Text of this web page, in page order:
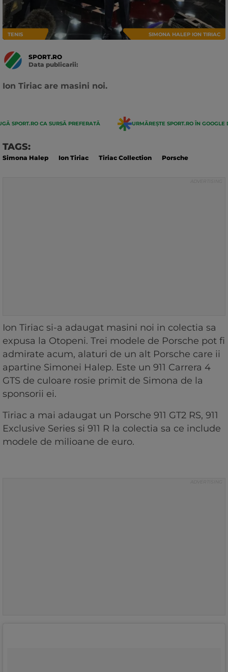
TENIS SIMONA HALEP ION TIRIAC
SPORT.RO
Data publicarii:
Ion Tiriac are masini noi.
SPORT.RO CA SURSĂ PREFERATĂ URMĂREȘTE SPORT.RO ÎN GOOGLE
TAGS:
Simona Halep Ion Tiriac Tiriac Collection Porsche
Ion Tiriac si-a adaugat masini noi in colectia sa
expusa la Otopeni. Trei modele de Porsche pot fi
admirate acum, alaturi de un alt Porsche care ii
apartine Simonei Halep. Este un 911 Carrera 4
GTS de culoare rosie primit de Simona de la
sponsorii ei.
Tiriac a mai adaugat un Porsche 911 GT2 RS, 911
Exclusive Series si 911 R la colectia sa ce include
modele de milioane de euro.